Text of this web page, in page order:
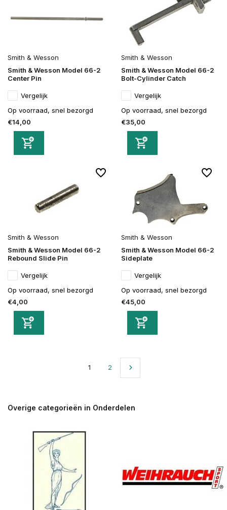
Smith & Wesson
Smith & Wesson Model 66-2
Center Pin
Vergelijk
Op voorraad, snel bezorgd
€14,00
Smith & Wesson
Smith & Wesson Model 66-2
Bolt-Cylinder Catch
Vergelijk
Op voorraad, snel bezorgd
€35,00
Smith & Wesson
Smith & Wesson Model 66-2
Rebound Slide Pin
Vergelijk
Op voorraad, snel bezorgd
€4,00
Smith & Wesson
Smith & Wesson Model 66-2
Sideplate
Vergelijk
Op voorraad, snel bezorgd
€45,00
1 2
Overige categorieën in Onderdelen